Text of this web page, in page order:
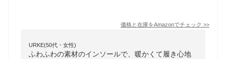
価格と在庫をAmazonでチェック >>
URKE(50代・女性)
ふわふわの素材のインソールで、暖かくて履き心地